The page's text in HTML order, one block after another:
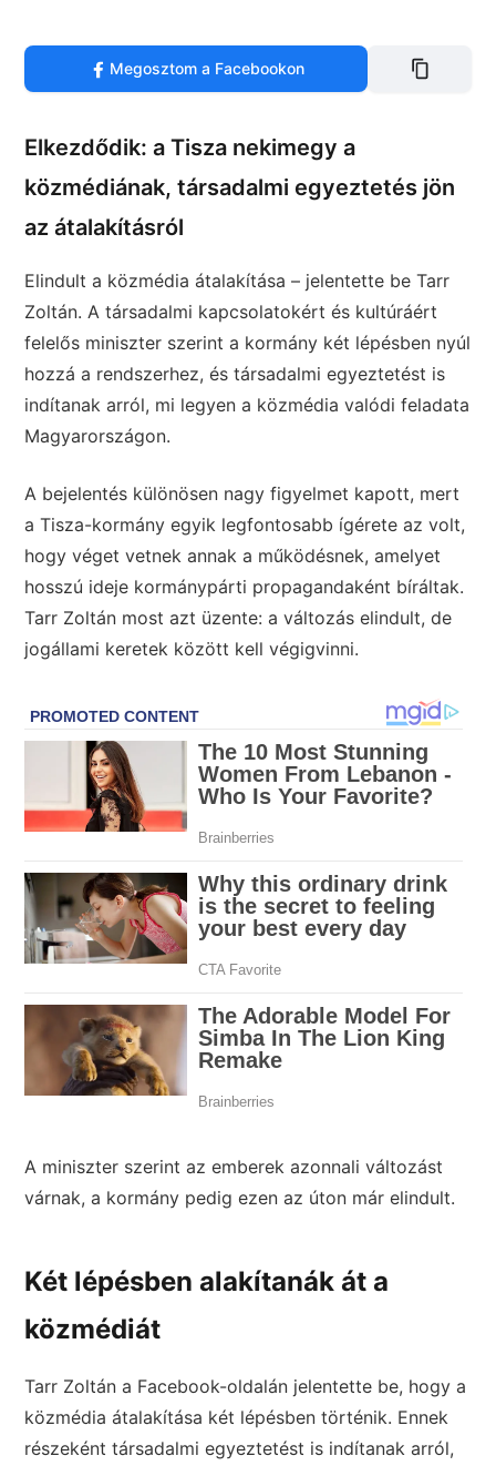
Megosztom a Facebookon
Elkezdődik: a Tisza nekimegy a
közmédiának, társadalmi egyeztetés jön
az átalakításról
Elindult a közmédia átalakítása – jelentette be Tarr
Zoltán. A társadalmi kapcsolatokért és kultúráért
felelős miniszter szerint a kormány két lépésben nyúl
hozzá a rendszerhez, és társadalmi egyeztetést is
indítanak arról, mi legyen a közmédia valódi feladata
Magyarországon.
A bejelentés különösen nagy figyelmet kapott, mert
a Tisza-kormány egyik legfontosabb ígérete az volt,
hogy véget vetnek annak a működésnek, amelyet
hosszú ideje kormánypárti propagandaként bíráltak.
Tarr Zoltán most azt üzente: a változás elindult, de
jogállami keretek között kell végigvinni.
A miniszter szerint az emberek azonnali változást
várnak, a kormány pedig ezen az úton már elindult.
Két lépésben alakítanák át a
közmédiát
Tarr Zoltán a Facebook-oldalán jelentette be, hogy a
közmédia átalakítása két lépésben történik. Ennek
részeként társadalmi egyeztetést is indítanak arról,